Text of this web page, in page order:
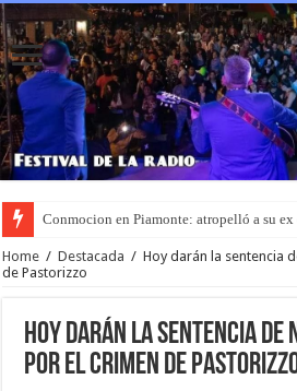
Conmocion en Piamonte: atropelló a su
Home / Destacada / Hoy darán la sentencia
de Pastorizzo
Hoy darán la sentencia de
por el crimen de